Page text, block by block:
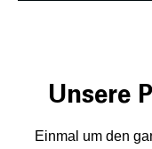
Unsere
Einmal um den